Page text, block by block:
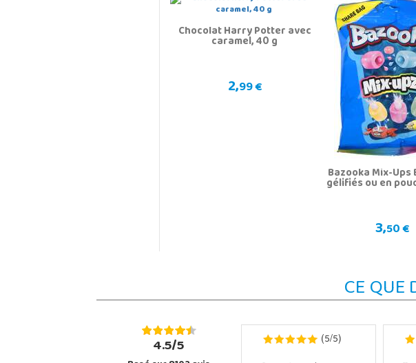
Chocolat Harry Potter avec
caramel, 40 g
2,99 €
Bazooka Mix-Ups
gélifiés ou en
3,50 €
CE QUE
4.5/5 (5/5)